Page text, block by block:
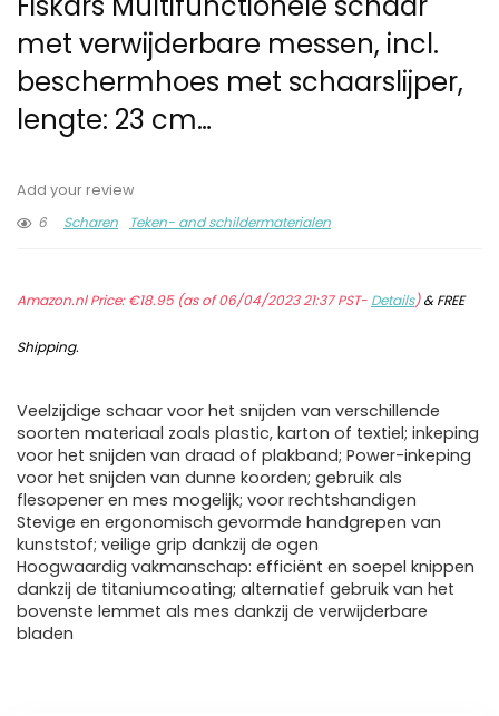
met verwijderbare messen, incl.
beschermhoes met schaarslijper,
lengte: 23 cm…
Add your review
6
Scharen Teken- and schildermaterialen
Amazon.nl Price:€18.95(as of 06/04/2023 21:37 PST- Details)&FREE
Shipping.
Veelzijdige schaar voor het snijden van verschillende
soorten materiaal zoals plastic, karton of textiel; inkeping
voor het snijden van draad of plakband; Power-inkeping
voor het snijden van dunne koorden; gebruik als
flesopener en mes mogelijk; voor rechtshandigen
Stevige en ergonomisch gevormde handgrepen van
kunststof; veilige grip dankzij de ogen
Hoogwaardig vakmanschap: efficiënt en soepel knippen
dankzij de titaniumcoating; alternatief gebruik van het
bovenste lemmet als mes dankzij de verwijderbare
bladen